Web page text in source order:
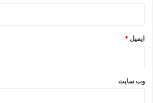
ایمیل *
وب‌ سایت